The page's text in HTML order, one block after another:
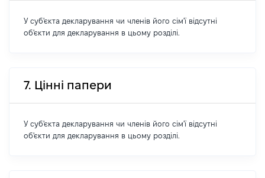
У суб'єкта декларування чи членів його сім'ї відсутні
об'єкти для декларування в цьому розділі.
7. Цінні папери
У суб'єкта декларування чи членів його сім'ї відсутні
об'єкти для декларування в цьому розділі.